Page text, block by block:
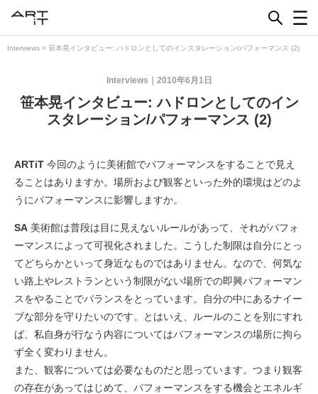
Interviews > 笹本晃インタビュー: ハドロンとしてのインスタレーション/パフォーマンス (2)
2010年6月1日
Interviews
笹本晃インタビュー: ハドロンとしてのイン
スタレーション/パフォーマンス (2)
ARTiT 今回のように美術館でパフォーマンスをすることで見え
ることはありますか。場所および観客といった外的環境はどのよ
うにパフォーマンスに影響しますか。
SA 美術館は普段は目に見えないルールがあって、それがパフォ
ーマンスによって可視化されました。こうした制限は自分にとっ
てどちらかといって身近なものではありません。なので、何気な
い路上やレストランという制限がない場所での即興パフォーマン
スをやることでバランスをとっています。自分の中にあるナイー
ブな部分を守りたいのです。とはいえ、ルールのことを別にすれ
ば、私自身が行なう内容についてはパフォーマンスの場所に拘ら
ず全く変わりません。
また、観客については必要なものだと思っています。つまり観客
の存在があってはじめて、パフォーマンスをする機会とエネルギ